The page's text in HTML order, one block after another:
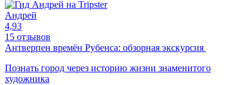
Андрей
4,93
15 отзывов
Антверпен времён Рубенса: обзорная экскурсия
Познать город через историю жизни знаменитого
художника